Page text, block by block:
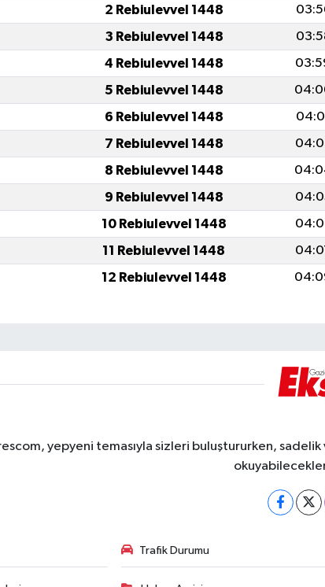
2 Rebiulevvel 1448
3 Rebiulevvel 1448
4 Rebiulevvel 1448
5 Rebiulevvel 1448
6 Rebiulevvel 1448
7 Rebiulevvel 1448
8 Rebiulevvel 1448
9 Rebiulevvel 1448
10 Rebiulevvel 1448
11 Rebiulevvel 1448
12 Rebiulevvel 1448
yepyeni temasıyla sizleri buluştururken,
Trafik Durumu